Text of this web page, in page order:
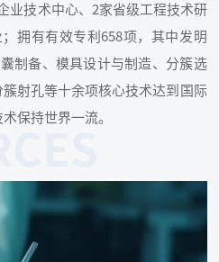
业技术中心、2家省级工程技术研
拥有有效专利658项，其中发明
制备、模具设计与制造、分簇选
射孔等十余项核心技术达到国际
保持世界一流。